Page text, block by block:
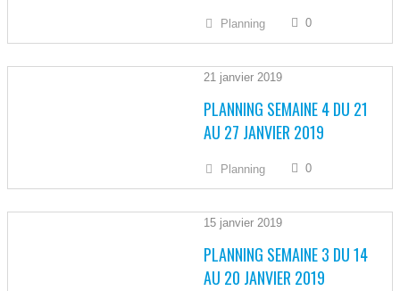
Planning 0
21 janvier 2019
PLANNING SEMAINE 4 DU 21
AU 27 JANVIER 2019
Planning 0
15 janvier 2019
PLANNING SEMAINE 3 DU 14
AU 20 JANVIER 2019